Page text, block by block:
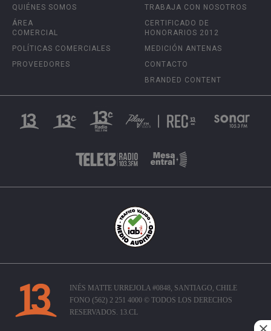
QUIÉNES SOMOS
ÁREA
COMERCIAL
POLÍTICAS COMERCIALES
PROVEEDORES
TRABAJA CON NOSOTROS
CERTIFICADO DE
HONORARIOS 2012
MEDICIÓN ANTENAS
CONTACTO
BRANDED CONTENT
INÉS MATTE URREJOLA #0848, SANTIAGO, CHILE
FONO (562) 2 251 4000 © TODOS LOS DERECHOS
RESERVADOS. 13.CL